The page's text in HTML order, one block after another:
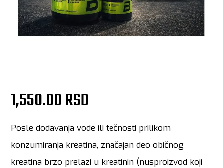
1,550.00 RSD
Posle dodavanja vode ili tečnosti prilikom
konzumiranja kreatina, značajan deo običnog
kreatina brzo prelazi u kreatinin (nusproizvod koji